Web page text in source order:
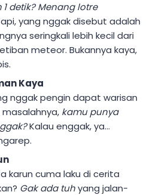
detik? Menang lotre
yang nggak disebut adalah
seringkali lebih kecil dari
meteor. Bukannya kaya,
Kaya
nggak pengin dapat warisan
kamu punya
Kalau enggak, ya…
karun cuma laku di cerita
Gak ada tuhyang jalan-